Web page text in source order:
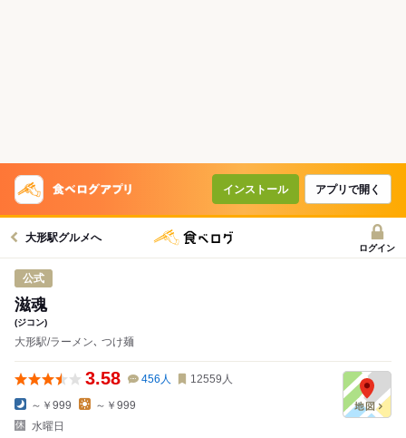
インストール アプリで開く
大形駅グルメへ
ログイン
公式
滋魂
(ジコン)
大形駅/ラーメン､ つけ麺
3.58 456 人 12559 人
～￥999
～￥999
水曜日